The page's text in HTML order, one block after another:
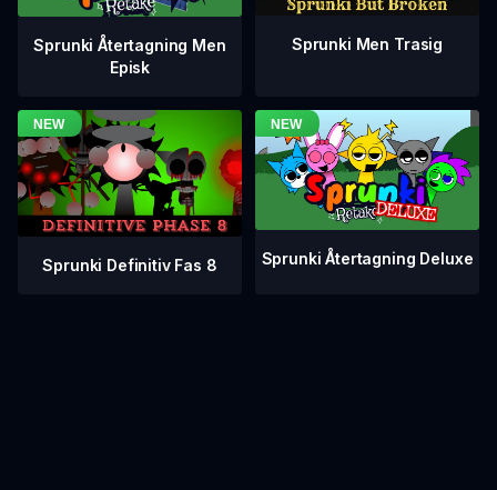
Sprunki Återtagning Men
Episk
Sprunki Men Trasig
Sprunki Definitiv Fas 8 Sprunki Återtagning Deluxe